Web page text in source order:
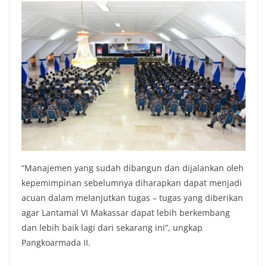
“Manajemen yang sudah dibangun dan dijalankan oleh
kepemimpinan sebelumnya diharapkan dapat menjadi
acuan dalam melanjutkan tugas – tugas yang diberikan
agar Lantamal VI Makassar dapat lebih berkembang
dan lebih baik lagi dari sekarang ini”, ungkap
Pangkoarmada II.